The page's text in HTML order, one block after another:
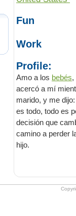
Fun
Work
Profile:
Amo a los bebés,
acercó a mí
marido, y me
es todo, todo es
decisión que
camino a perder
hijo.